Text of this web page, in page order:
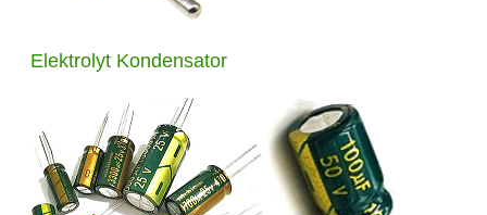
Elektrolyt Kondensator